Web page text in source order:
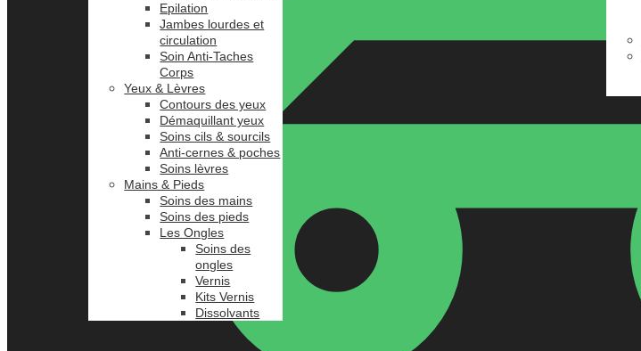
Epilation
Jambes lourdes et
circulation
Soin Anti-Taches
Corps
Yeux & Lèvres
Contours des yeux
Démaquillant yeux
Soins cils & sourcils
Anti-cernes & poches
Soins lèvres
Mains & Pieds
Soins des mains
Soins des pieds
Les Ongles
Soins des
ongles
Vernis
Kits Vernis
Dissolvants